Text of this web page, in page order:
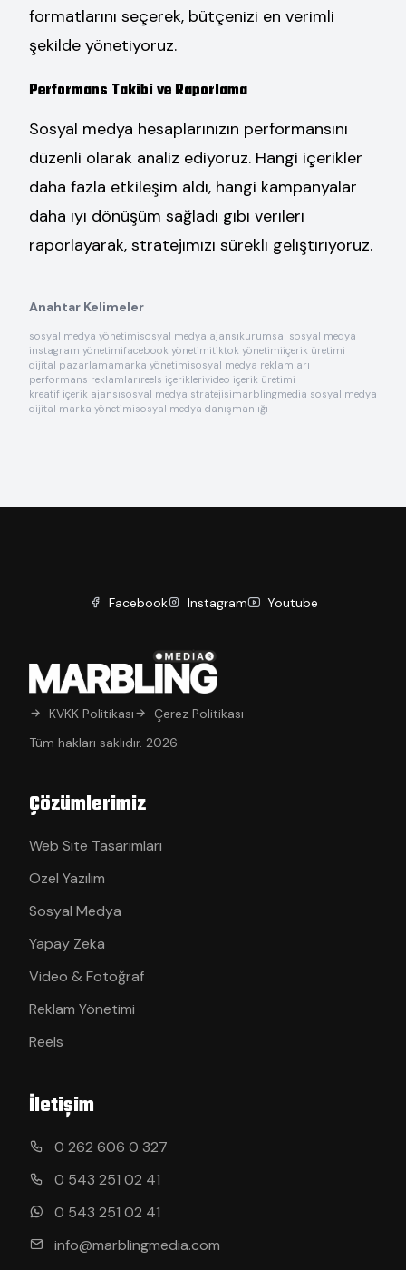
formatlarını seçerek, bütçenizi en verimli
şekilde yönetiyoruz.
Performans Takibi ve Raporlama
Sosyal medya hesaplarınızın performansını
düzenli olarak analiz ediyoruz. Hangi içerikler
daha fazla etkileşim aldı, hangi kampanyalar
daha iyi dönüşüm sağladı gibi verileri
raporlayarak, stratejimizi sürekli geliştiriyoruz.
Anahtar Kelimeler
sosyal medya yönetimisosyal medya ajansıkurumsal sosyal medya
instagram yönetimifacebook yönetimitiktok yönetimiiçerik üretimi
dijital pazarlamamarka yönetimisosyal medya reklamları
performans reklamlarıreels içeriklerivideo içerik üretimi
kreatif içerik ajansısosyal medya stratejisimarblingmedia sosyal medya
dijital marka yönetimisosyal medya danışmanlığı
Facebook Instagram Youtube
KVKK Politikası
Çerez Politikası
Tüm hakları saklıdır. 2026
Çözümlerimiz
Web Site Tasarımları
Özel Yazılım
Sosyal Medya
Yapay Zeka
Video & Fotoğraf
Reklam Yönetimi
Reels
İletişim
0 262 606 0 327
0 543 251 02 41
0 543 251 02 41
info@marblingmedia.com